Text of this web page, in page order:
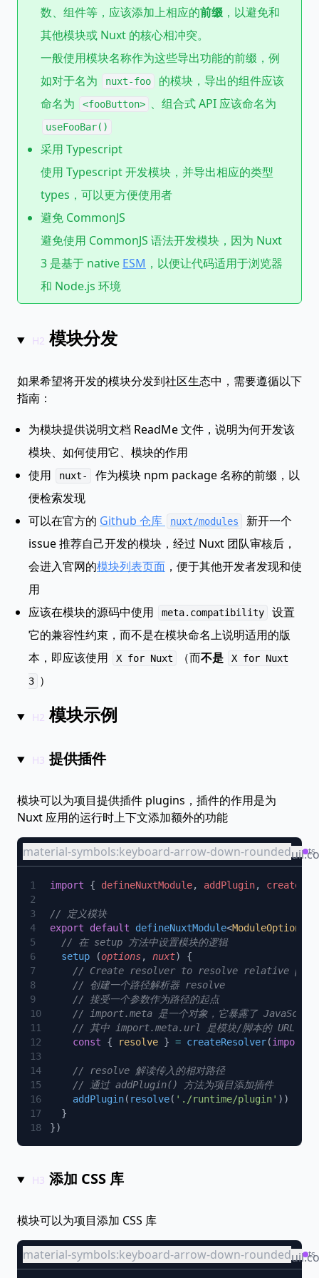
数、组件等，应该添加上相应的前缀 ，以避免和
其他模块或 Nuxt 的核心相冲突。
一般使用模块名称作为这些导出功能的前缀，例
如对于名为
nuxt-foo
的模块，导出的组件应该
命名为
<fooButton> 、组合式 API 应该命名为
useFooBar()
采用 Typescript
使用 Typescript 开发模块，并导出相应的类型
types，可以更方便使用者
避免 CommonJS
避免使用 CommonJS 语法开发模块，因为 Nuxt
3 是基于 native ESM ，以便让代码适用于浏览器
和 Node.js 环境
模块分发
如果希望将开发的模块分发到社区生态中，需要遵循以下
指南：
为模块提供说明文档 ReadMe 文件，说明为何开发该
模块、如何使用它、模块的作用
使用
nuxt-
作为模块 npm package 名称的前缀，以
便检索发现
可以在官方的 Github 仓库 nuxt/modules
新开一个
issue 推荐自己开发的模块，经过 Nuxt 团队审核后，
会进入官网的模块列表页面 ，便于其他开发者发现和使
用
应该在模块的源码中使用
meta.compatibility
设置
它的兼容性约束，而不是在模块命名上说明适用的版
本，即应该使用
X for Nuxt （而不是
X for Nuxt
3 ）
模块示例
提供插件
模块可以为项目提供插件 plugins，插件的作用是为
Nuxt 应用的运行时上下文添加额外的功能
material-symbols:keyboard-arrow-down-rounded
code
ts
import { defineNuxtModule, addPlugin,
export default defineNuxtModule<ModuleOptions
  setup
(options, nuxt
    const
{ resolve } = createResolver(import
    addPlugin
( resolve( './runtime/plugin'
添加 CSS 库
模块可以为项目添加 CSS 库
material-symbols:keyboard-arrow-down-rounded ts